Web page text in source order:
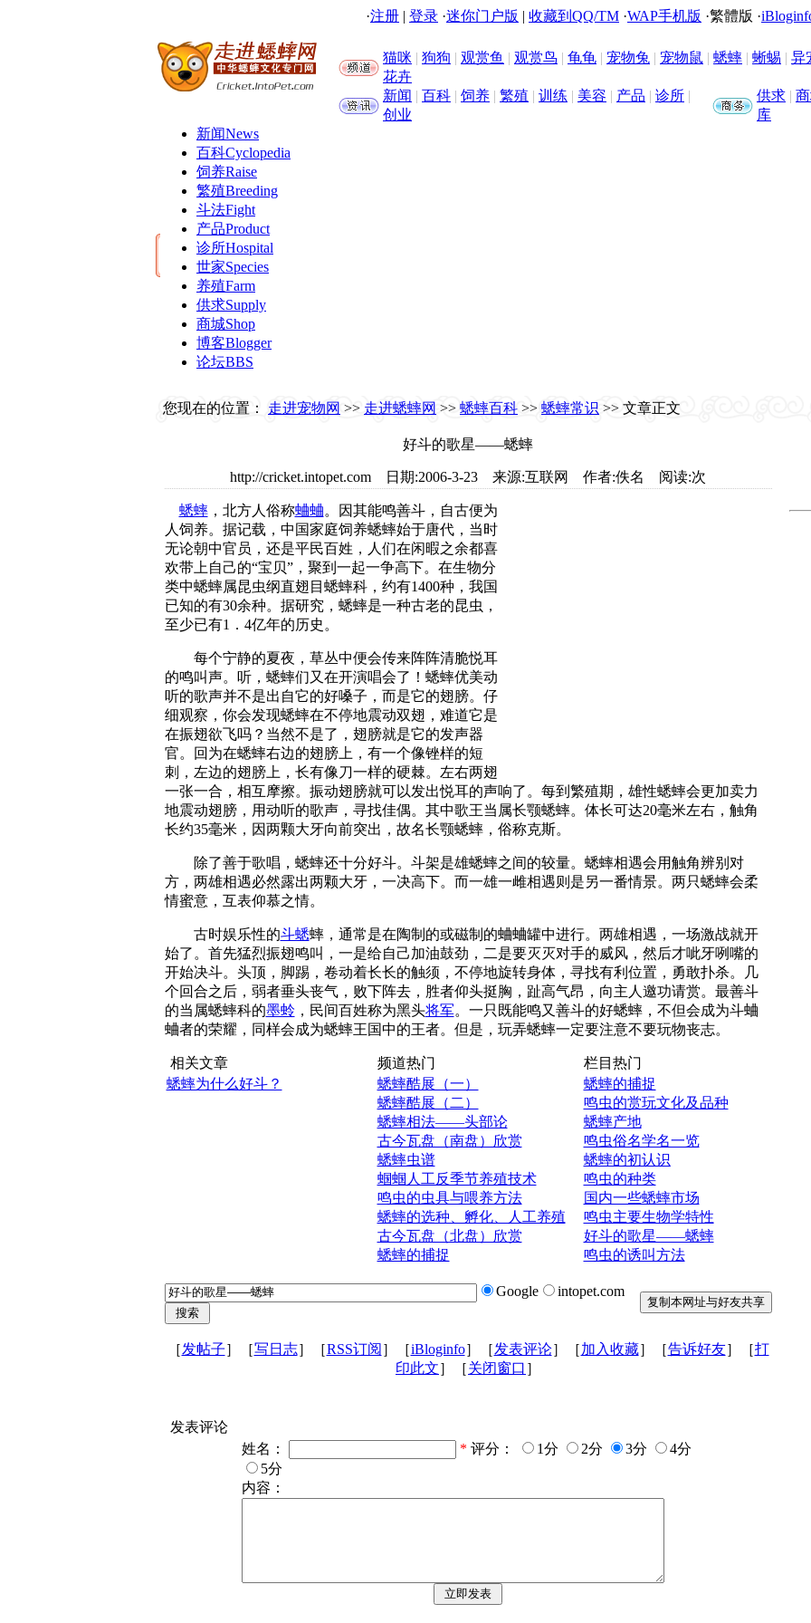
·注册 | 登录 ·迷你门户版 | 收藏到QQ/TM ·WAP手机版 ·繁體版 ·
猫咪 | 狗狗 | 观赏鱼 | 观赏鸟 | 龟龟 | 宠物兔 | 宠物鼠 | 蟋蟀 | 蜥蜴 | 异
花卉
新闻 | 百科 | 饲养 | 繁殖 | 训练 | 美容 | 产品 | 诊所 |
创业
供求 |
库
新闻News
百科Cyclopedia
饲养Raise
繁殖Breeding
斗法Fight
产品Product
诊所Hospital
世家Species
养殖Farm
供求Supply
商城Shop
博客Blogger
论坛BBS
您现在的位置： 走进宠物网 >> 走进蟋蟀网 >> 蟋蟀百科 >> 蟋蟀常识 >> 文章正文
好斗的歌星——蟋蟀
http://cricket.intopet.com 日期:2006-3-23 来源:互联网 作者:佚名 阅读:次
蟋蟀，北方人俗称蛐蛐。因其能鸣善斗，自古便为
人饲养。据记载，中国家庭饲养蟋蟀始于唐代，当时
无论朝中官员，还是平民百姓，人们在闲暇之余都喜
欢带上自己的“宝贝”，聚到一起一争高下。在生物分
类中蟋蟀属昆虫纲直翅目蟋蟀科，约有1400种，我国
已知的有30余种。据研究，蟋蟀是一种古老的昆虫，
至少已有1．4亿年的历史。
每个宁静的夏夜，草丛中便会传来阵阵清脆悦耳
的鸣叫声。听，蟋蟀们又在开演唱会了！蟋蟀优美动
听的歌声并不是出自它的好嗓子，而是它的翅膀。仔
细观察，你会发现蟋蟀在不停地震动双翅，难道它是
在振翅欲飞吗？当然不是了，翅膀就是它的发声器
官。回为在蟋蟀右边的翅膀上，有一个像锉样的短
刺，左边的翅膀上，长有像刀一样的硬棘。左右两翅
一张一合，相互摩擦。振动翅膀就可以发出悦耳的声响了。每到繁殖期，雄性蟋蟀会更加卖力
地震动翅膀，用动听的歌声，寻找佳偶。其中歌王当属长颚蟋蟀。体长可达20毫米左右，触角
长约35毫米，因两颗大牙向前突出，故名长颚蟋蟀，俗称克斯。
除了善于歌唱，蟋蟀还十分好斗。斗架是雄蟋蟀之间的较量。蟋蟀相遇会用触角辨别对
方，两雄相遇必然露出两颗大牙，一决高下。而一雄一雌相遇则是另一番情景。两只蟋蟀会柔
情蜜意，互表仰慕之情。
古时娱乐性的斗蟋蟀，通常是在陶制的或磁制的蛐蛐罐中进行。两雄相遇，一场激战就开
始了。首先猛烈振翅鸣叫，一是给自己加油鼓劲，二是要灭灭对手的威风，然后才呲牙咧嘴的
开始决斗。头顶，脚踢，卷动着长长的触须，不停地旋转身体，寻找有利位置，勇敢扑杀。几
个回合之后，弱者垂头丧气，败下阵去，胜者仰头挺胸，趾高气昂，向主人邀功请赏。最善斗
的当属蟋蟀科的墨蛉 ，民间百姓称为黑头将军。一只既能鸣又善斗的好蟋蟀，不但会成为斗蛐
蛐者的荣耀，同样会成为蟋蟀王国中的王者。但是，玩弄蟋蟀一定要注意不要玩物丧志。
相关文章
蟋蟀为什么好斗？
频道热门
蟋蟀酷展（一）
蟋蟀酷展（二）
蟋蟀相法——头部论
古今瓦盘（南盘）欣赏
蟋蟀虫谱
蝈蝈人工反季节养殖技术
鸣虫的虫具与喂养方法
蟋蟀的选种、孵化、人工养殖
古今瓦盘（北盘）欣赏
蟋蟀的捕捉
栏目热门
蟋蟀的捕捉
鸣虫的赏玩文化及品种
蟋蟀产地
鸣虫俗名学名一览
蟋蟀的初认识
鸣虫的种类
国内一些蟋蟀市场
鸣虫主要生物学特性
好斗的歌星——蟋蟀
鸣虫的诱叫方法
Google intopet.com
［发帖子］［写日志］［RSS订阅 ］［iBloginfo］［发表评论］［加入收藏］［告诉好友］［打
印此文］［关闭窗口 ］
发表评论
姓名：
* 评分： 1分 2分 3分
4分
5分
内容：